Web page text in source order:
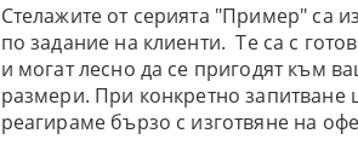
Стелажите от серията "Пример" са
по задание на клиенти. Те са с
и могат лесно да се пригодят към
размери. При конкретно запитване
реагираме бързо с изготвяне на